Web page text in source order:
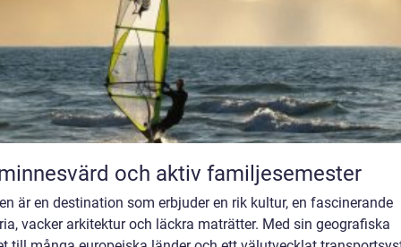
och aktiv familjesemester
är en destination som erbjuder en rik kultur, en fascinerande
vacker arkitektur och läckra maträtter. Med sin geografiska